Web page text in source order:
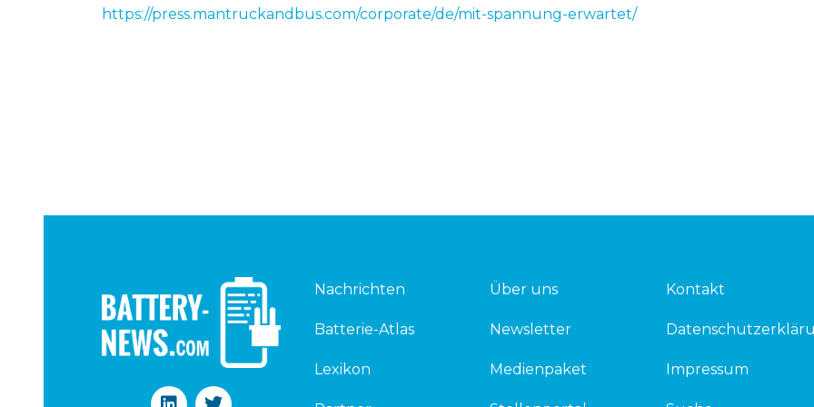
https://press.mantruckandbus.com/corporate/de/mit-spannung-erwartet/
L
T
Nachrichten
Batterie-Atlas
Lexikon
Über uns
Newsletter
Medienpaket
Kontakt
Impressum